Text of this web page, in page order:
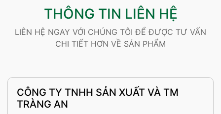
THÔNG TIN LIÊN HỆ
LIÊN HỆ NGAY VỚI CHÚNG TÔI ĐỂ ĐƯỢC TƯ VẤN
CHI TIẾT HƠN VỀ SẢN PHẨM
CÔNG TY TNHH SẢN XUẤT VÀ TM
TRÀNG AN